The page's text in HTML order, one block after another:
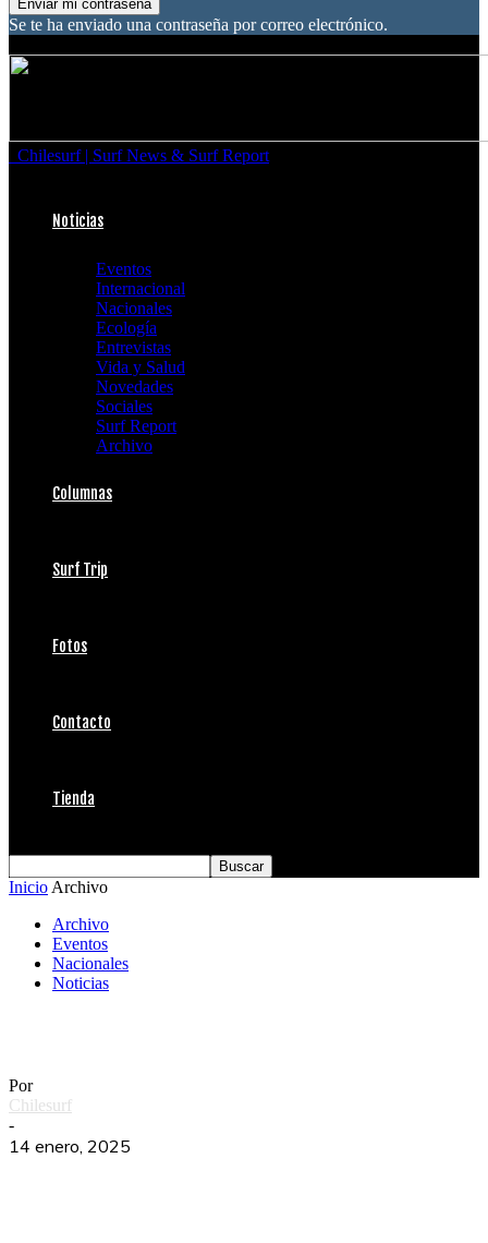
Se te ha enviado una contraseña por correo electrónico.
Chilesurf | Surf News & Surf Report
Noticias
Eventos
Internacional
Nacionales
Ecología
Entrevistas
Vida y Salud
Novedades
Sociales
Surf Report
Archivo
Columnas
Surf Trip
Fotos
Contacto
Tienda
Inicio Archivo
Archivo
Eventos
Nacionales
Noticias
Por
Chilesurf
-
14 enero, 2025